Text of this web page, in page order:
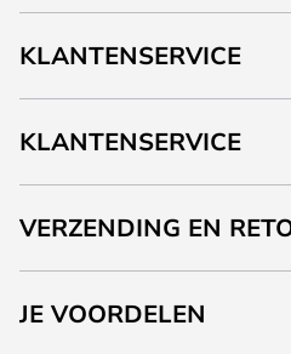
KLANTENSERVICE
KLANTENSERVICE
VERZENDING EN
JE VOORDELEN